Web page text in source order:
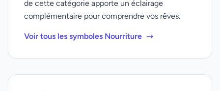
de cette catégorie apporte un éclairage
complémentaire pour comprendre vos rêves.
Voir tous les symboles Nourriture